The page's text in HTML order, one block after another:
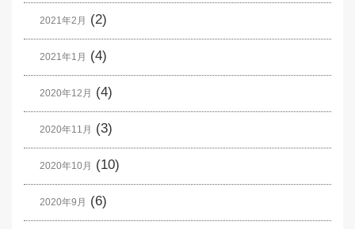
2021年2月 (2)
2021年1月 (4)
2020年12月 (4)
2020年11月 (3)
2020年10月 (10)
2020年9月 (6)